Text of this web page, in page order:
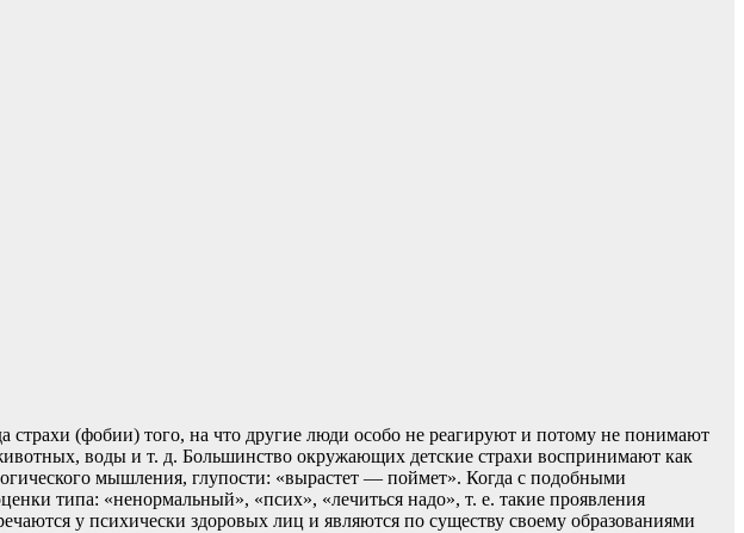
страхи (фобии) того, на что другие люди особо не реагируют и потому не понимают
воды и т. д. Большинство окружающих детские страхи воспринимают как
мышления, глупости: «вырастет — поймет». Когда с подобными
типа: «ненормальный», «псих», «лечиться надо», т. е. такие проявления
у психически здоровых лиц и являются по существу своему образованиями